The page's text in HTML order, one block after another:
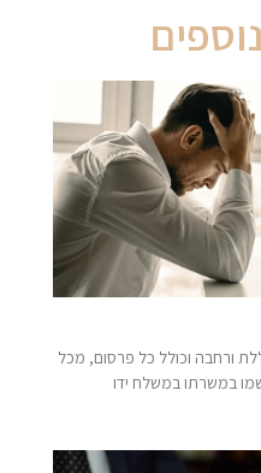
ורחבה וכולל כל פרסום, מכל
במשרתו במשלח ידו